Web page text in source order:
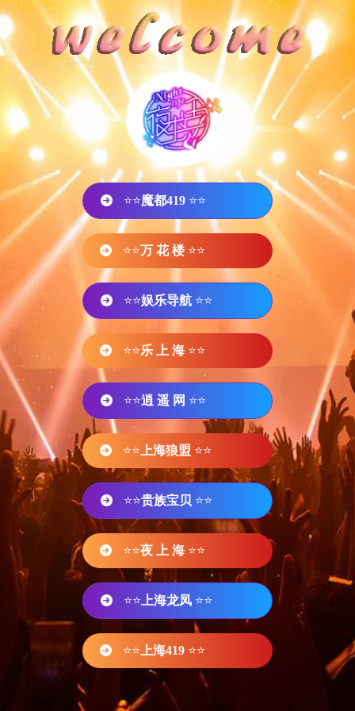
⭐⭐魔都419 ⭐⭐
⭐⭐万 花 楼 ⭐⭐
⭐⭐娱乐导航 ⭐⭐
⭐⭐乐 上 海 ⭐⭐
⭐⭐逍 遥 网 ⭐⭐
⭐⭐ 上海狼盟 ⭐⭐
⭐⭐贵族宝贝 ⭐⭐
⭐⭐夜 上 海 ⭐⭐
⭐⭐ 上海龙凤 ⭐⭐
⭐⭐ 上海419 ⭐⭐